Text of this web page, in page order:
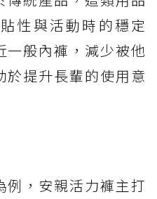
性與活動時的穩定
一般內褲，減少被他
於提升長輩的使用意
例，安親活力褲主打